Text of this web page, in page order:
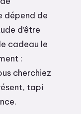
dépend de
d’être
cadeau le
:
cherchiez
tapi